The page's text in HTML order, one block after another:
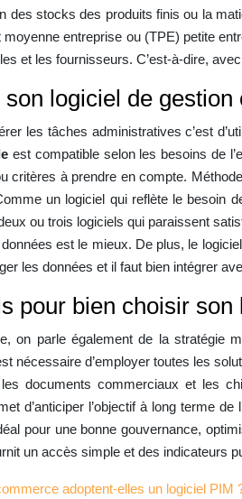
des stocks des produits finis ou la
entreprise ou (TPE) petite
et les fournisseurs. C’est-à-dire,
logiciel de
les tâches administratives c’est
est compatible selon les besoins de
critères à prendre en compte.
un logiciel qui reflète le besoin
ou trois logiciels qui paraissent
est le mieux. De plus, le
les données et il faut bien intégrer
pour bien choisir
on parle également de la
nécessaire d’employer toutes les
documents commerciaux et les
d’anticiper l’objectif à long terme
pour une bonne gouvernance,
un accès simple et des indicateurs
adoptent-elles un logiciel PIM